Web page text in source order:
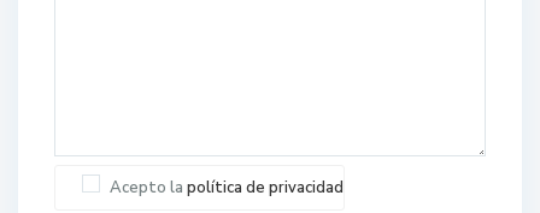
Acepto la política de privacidad